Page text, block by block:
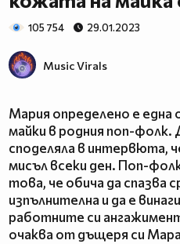
105 754 29.01.2023
Music Virals
Мария определено е
майки в родния поп-
споделяла в интервюта,
мисъл всеки ден. Поп-
това, че обича да спазва
изпълнителна и да е
работните си
очаква от дъщеря си